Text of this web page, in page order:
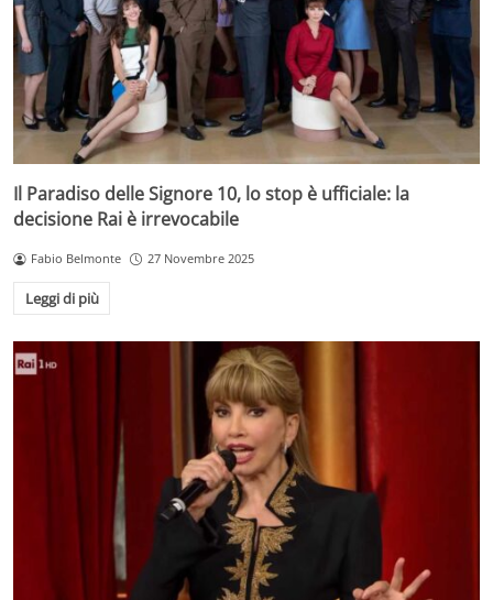
Il Paradiso delle Signore 10, lo stop è ufficiale: la
decisione Rai è irrevocabile
Fabio Belmonte 27 Novembre 2025
Leggi di più